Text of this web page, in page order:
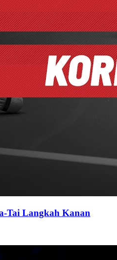
Tai Langkah Kanan